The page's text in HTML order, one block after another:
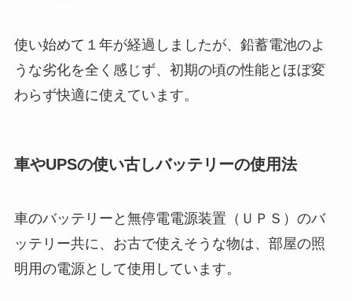
使い始めて１年が経過しましたが、鉛蓄電池のよ
うな劣化を全く感じず、初期の頃の性能とほぼ変
わらず快適に使えています。
車やUPSの使い古しバッテリーの使用法
車のバッテリーと無停電電源装置（ＵＰＳ）のバ
ッテリー共に、お古で使えそうな物は、部屋の照
明用の電源として使用しています。